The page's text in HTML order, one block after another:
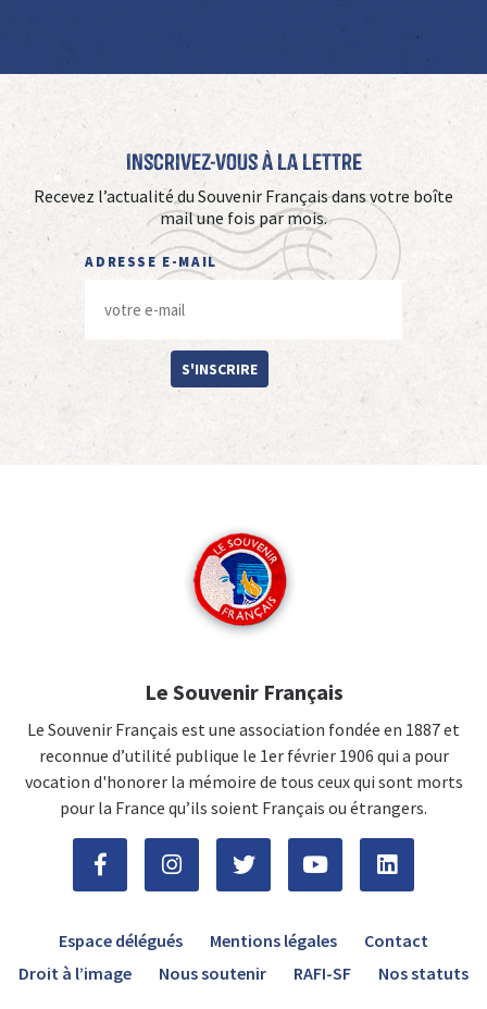
Inscrivez-vous à La Lettre
Recevez l’actualité du Souvenir Français dans votre boîte
mail une fois par mois.
ADRESSE E-MAIL
S'INSCRIRE
Le Souvenir Français
Le Souvenir Français est une association fondée en 1887 et
reconnue d’utilité publique le 1er février 1906 qui a pour
vocation d'honorer la mémoire de tous ceux qui sont morts
pour la France qu’ils soient Français ou étrangers.
Espace délégués Mentions légales
Contact
Droit à l’image
Nous soutenir RAFI-SF Nos statuts